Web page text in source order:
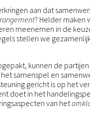
aan dat
? Helder maken
meenemen in de
stellen we
kunnen de
samenspel en
gericht is op het
doet in het
van het